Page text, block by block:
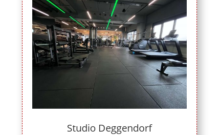
Studio Deggendorf